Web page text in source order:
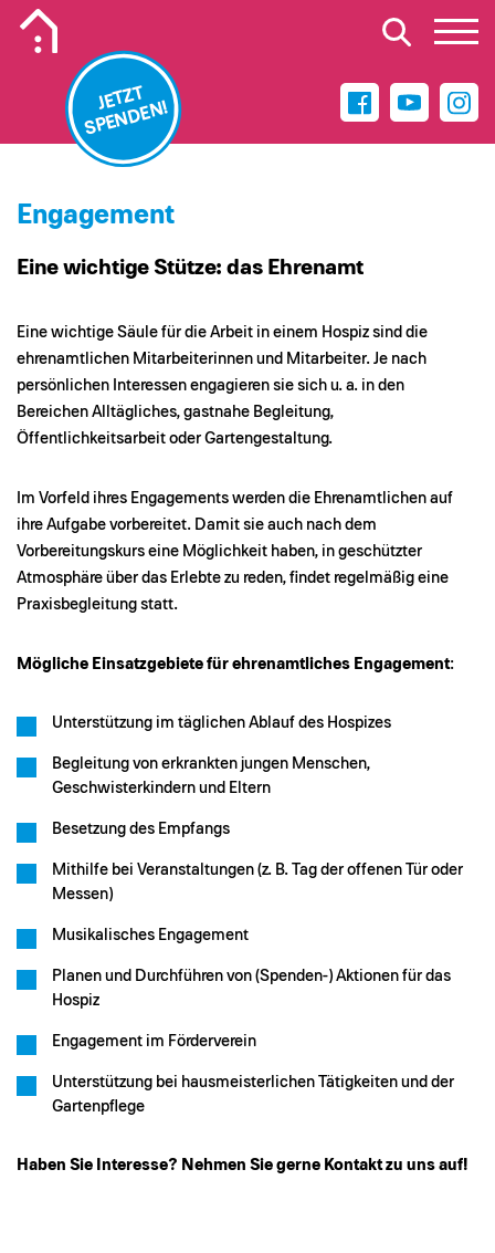
JETZT
SPENDEN!
Engagement
Eine wichtige Stütze: das Ehrenamt
Eine wichtige Säule für die Arbeit in einem Hospiz sind die
ehrenamtlichen Mitarbeiterinnen und Mitarbeiter. Je nach
persönlichen Interessen engagieren sie sich u. a. in den
Bereichen Alltägliches, gastnahe Begleitung,
Öffentlichkeitsarbeit oder Gartengestaltung.
Im Vorfeld ihres Engagements werden die Ehrenamtlichen auf
ihre Aufgabe vorbereitet. Damit sie auch nach dem
Vorbereitungskurs eine Möglichkeit haben, in geschützter
Atmosphäre über das Erlebte zu reden, findet regelmäßig eine
Praxisbegleitung statt.
Mögliche Einsatzgebiete für ehrenamtliches Engagement:
Unterstützung im täglichen Ablauf des Hospizes
Begleitung von erkrankten jungen Menschen,
Geschwisterkindern und Eltern
Besetzung des Empfangs
Mithilfe bei Veranstaltungen (z. B. Tag der offenen Tür oder
Messen)
Musikalisches Engagement
Planen und Durchführen von (Spenden-) Aktionen für das
Hospiz
Engagement im Förderverein
Unterstützung bei hausmeisterlichen Tätigkeiten und der
Gartenpflege
Haben Sie Interesse? Nehmen Sie gerne Kontakt zu uns auf!
Mobiles Logo des Kinderhospiz Wilhelmshaven